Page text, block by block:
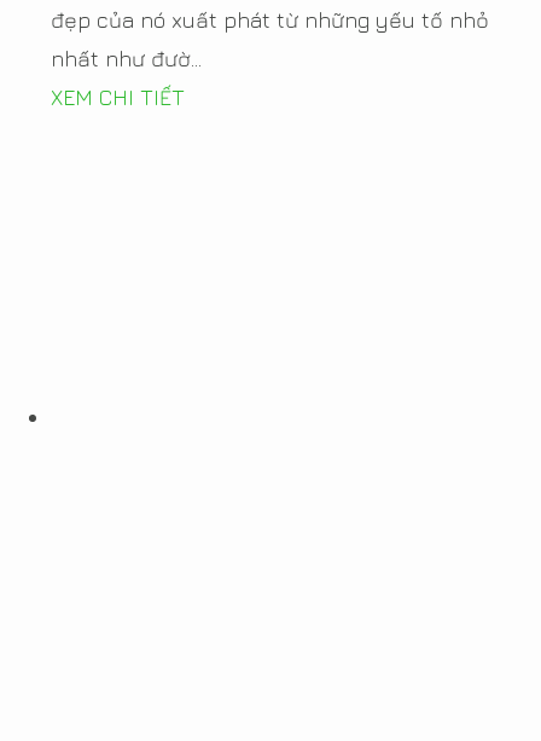
đẹp của nó xuất phát từ những yếu tố nhỏ
nhất như đườ...
XEM CHI TIẾT